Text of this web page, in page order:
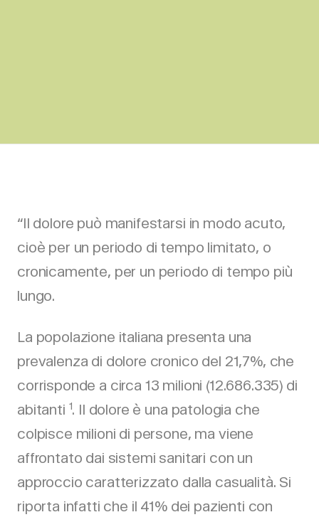
“Il dolore può manifestarsi in modo acuto,
cioè per un periodo di tempo limitato, o
cronicamente, per un periodo di tempo più
lungo.
La popolazione italiana presenta una
prevalenza di dolore cronico del 21,7%, che
corrisponde a circa 13 milioni (12.686.335) di
abitanti 1. Il dolore è una patologia che
colpisce milioni di persone, ma viene
affrontato dai sistemi sanitari con un
approccio caratterizzato dalla casualità. Si
riporta infatti che il 41% dei pazienti con